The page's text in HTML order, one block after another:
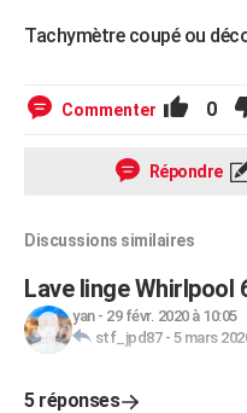
Tachymètre coupé ou
Commenter 0
Répondre
Discussions similaires
Lave linge Whirlpool
yan- 29 févr. 2020 à 10:05
stf_jpd87- 5 mars
5 réponses